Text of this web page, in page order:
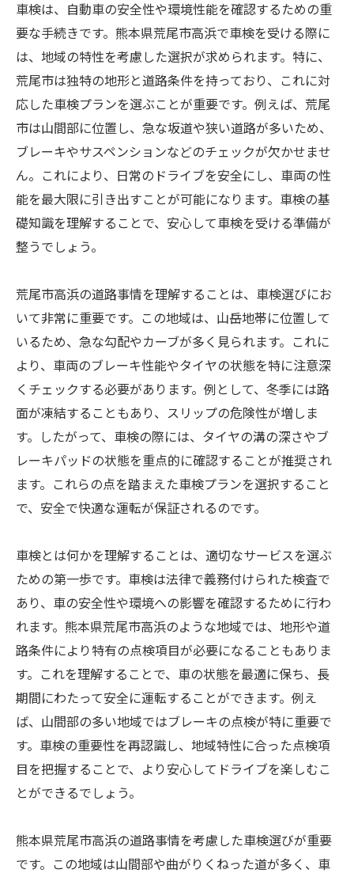
車検は、自動車の安全性や環境性能を確認するための重
要な手続きです。熊本県荒尾市高浜で車検を受ける際に
は、地域の特性を考慮した選択が求められます。特に、
荒尾市は独特の地形と道路条件を持っており、これに対
応した車検プランを選ぶことが重要です。例えば、荒尾
市は山間部に位置し、急な坂道や狭い道路が多いため、
ブレーキやサスペンションなどのチェックが欠かせませ
ん。これにより、日常のドライブを安全にし、車両の性
能を最大限に引き出すことが可能になります。車検の基
礎知識を理解することで、安心して車検を受ける準備が
整うでしょう。
荒尾市高浜の道路事情を理解することは、車検選びにお
いて非常に重要です。この地域は、山岳地帯に位置して
いるため、急な勾配やカーブが多く見られます。これに
より、車両のブレーキ性能やタイヤの状態を特に注意深
くチェックする必要があります。例として、冬季には路
面が凍結することもあり、スリップの危険性が増しま
す。したがって、車検の際には、タイヤの溝の深さやブ
レーキパッドの状態を重点的に確認することが推奨され
ます。これらの点を踏まえた車検プランを選択すること
で、安全で快適な運転が保証されるのです。
車検とは何かを理解することは、適切なサービスを選ぶ
ための第一歩です。車検は法律で義務付けられた検査で
あり、車の安全性や環境への影響を確認するために行わ
れます。熊本県荒尾市高浜のような地域では、地形や道
路条件により特有の点検項目が必要になることもありま
す。これを理解することで、車の状態を最適に保ち、長
期間にわたって安全に運転することができます。例え
ば、山間部の多い地域ではブレーキの点検が特に重要で
す。車検の重要性を再認識し、地域特性に合った点検項
目を把握することで、より安心してドライブを楽しむこ
とができるでしょう。
熊本県荒尾市高浜の道路事情を考慮した車検選びが重要
です。この地域は山間部や曲がりくねった道が多く、車